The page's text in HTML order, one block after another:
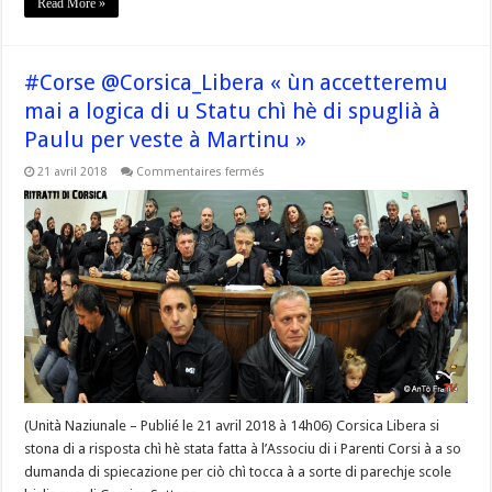
Read More »
#Corse @Corsica_Libera « ùn accetteremu
mai a logica di u Statu chì hè di spuglià à
Paulu per veste à Martinu »
21 avril 2018 Commentaires fermés
@Corsica_Libera
« ùn
accetteremu
mai
a
logica
di
u
Statu
chì
hè
di
spuglià
à
Paulu
veste
à
Martinu »
(Unità Naziunale – Publié le 21 avril 2018 à 14h06) Corsica Libera si
stona di a risposta chì hè stata fatta à l’Associu di i Parenti Corsi à a so
dumanda di spiecazione per ciò chì tocca à a sorte di parechje scole